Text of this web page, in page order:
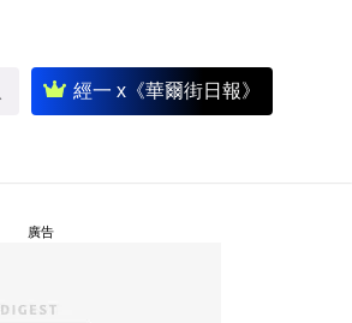
經一 x《華爾街日報》
廣告